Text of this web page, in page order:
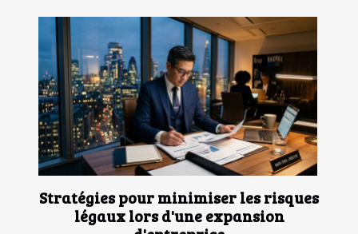
Stratégies pour minimiser les risques
légaux lors d'une expansion